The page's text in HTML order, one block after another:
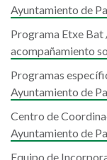
Ayuntamiento de
Programa Etxe
acompañamiento
Programas
Ayuntamiento de
Centro de
Ayuntamiento de
Equipo de